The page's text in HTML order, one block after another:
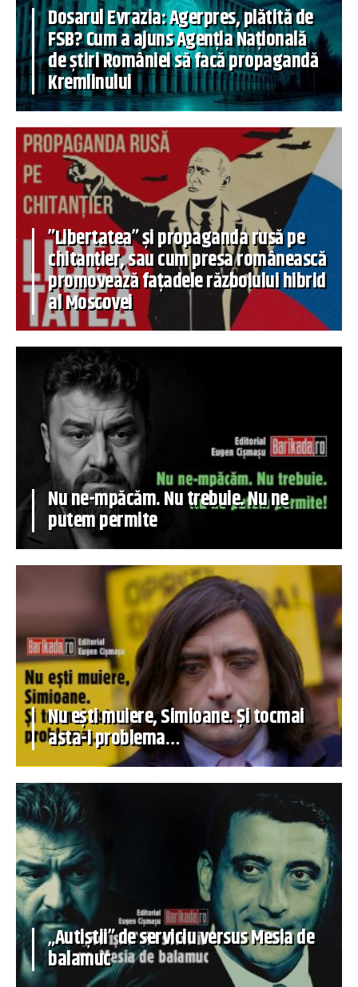
Dosarul Evrazia: Agerpres, plătită de
FSB? Cum a ajuns Agenția Națională
de știri României să facă propagandă
Kremlinului
”Libertatea” și propaganda rusă pe
chitanțier, sau cum presa românească
promovează fațadele războiului hibrid
al Moscovei
Nu ne-mpăcăm. Nu trebuie. Nu ne
putem permite
Nu ești muiere, Simioane. Și tocmai
asta-i problema…
„Autiștii” de serviciu versus Mesia de
balamuc